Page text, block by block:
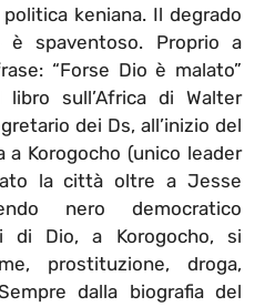
keniana. Il degrado
è spaventoso. Proprio a
“Forse Dio è malato”
sull’Africa di Walter
dei Ds, all’inizio del
Korogocho (unico leader
la città oltre a Jesse
nero democratico
di Dio, a Korogocho, si
prostituzione, droga,
dalla biografia del